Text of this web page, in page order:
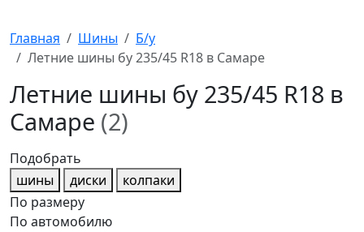
Главная Шины
Б/у
Летние шины бу 235/45 R18 в Самаре
Летние шины бу 235/45 R18 в
Самаре (2)
Подобрать
шины
диски
колпаки
По размеру
По автомобилю